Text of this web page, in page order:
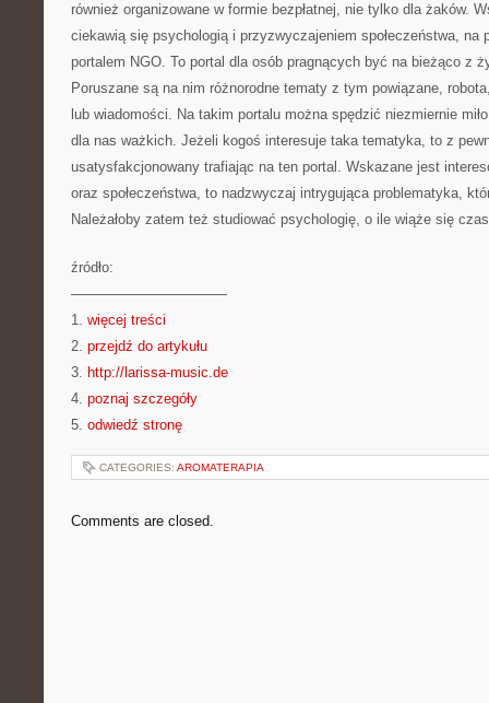
również organizowane w formie bezpłatnej, nie tylko dla żaków.
ciekawią się psychologią i przyzwyczajeniem społeczeństwa, na
portalem NGO. To portal dla osób pragnących być na bieżąco z
Poruszane są na nim różnorodne tematy z tym powiązane,
lub wiadomości. Na takim portalu można spędzić niezmiernie
dla nas ważkich. Jeżeli kogoś interesuje taka tematyka, to z
usatysfakcjonowany trafiając na ten portal. Wskazane jest
oraz społeczeństwa, to nadzwyczaj intrygująca problematyka,
Należałoby zatem też studiować psychologię, o ile wiąże się
źródło:
———————————
1. więcej treści
2. przejdź do artykułu
3. http://larissa-music.de
4. poznaj szczegóły
5. odwiedź stronę
CATEGORIES: AROMATERAPIA
Comments are closed.